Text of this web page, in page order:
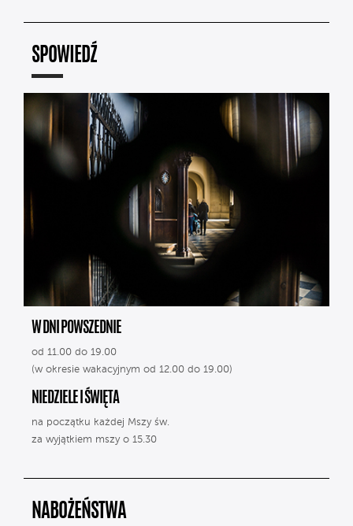
SPOWIEDŹ
W DNI POWSZEDNIE
od 11.00 do 19.00
(w okresie wakacyjnym od 12.00 do 19.00)
NIEDZIELE I ŚWIĘTA
na początku każdej Mszy św.
za wyjątkiem mszy o 15.30
NABOŻEŃSTWA